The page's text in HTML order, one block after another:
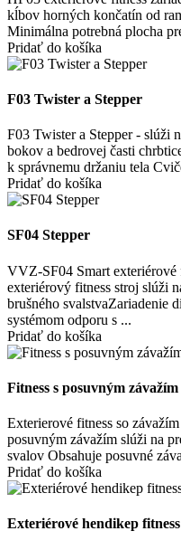
kĺbov horných končatín od
Minimálna potrebná plocha
Pridať do košíka
F03 Twister a Stepper
F03 Twister a Stepper - slúži
bokov a bedrovej časti
k správnemu držaniu tela
Pridať do košíka
SF04 Stepper
VVZ-SF04 Smart exteriérové
exteriérový fitness stroj slúži
brušného svalstvaZariadenie
systémom odporu s ...
Pridať do košíka
Fitness s posuvným
Exterierové fitness so
posuvným závažím slúži na
svalov Obsahuje posuvné
Pridať do košíka
Exteriérové hendikep